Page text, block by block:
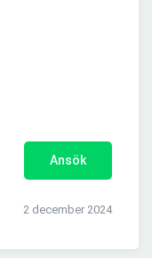
Ansök
2 december 2024